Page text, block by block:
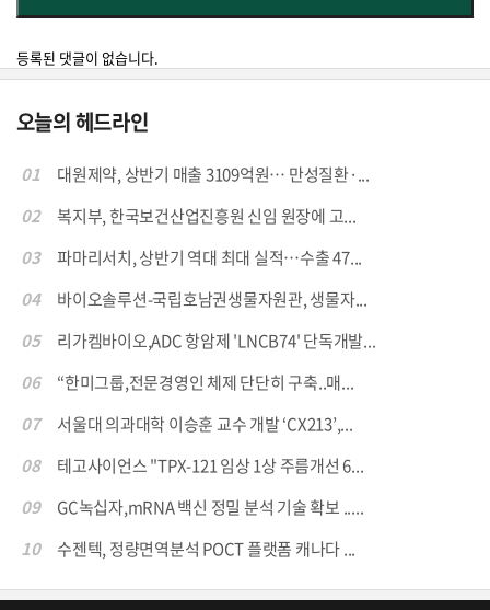
등록된 댓글이 없습니다.
오늘의 헤드라인
01
대원제약, 상반기 매출 3109억원… 만성질환·...
02
복지부, 한국보건산업진흥원 신임 원장에 고...
03
파마리서치, 상반기 역대 최대 실적…수출 47...
04
바이오솔루션-국립호남권생물자원관, 생물자...
05
리가켐바이오,ADC 항암제 'LNCB74' 단독개발...
06
“한미그룹,전문경영인 체제 단단히 구축..매...
07
서울대 의과대학 이승훈 교수 개발 ‘CX213’,...
08
테고사이언스 "TPX-121 임상 1상 주름개선 6...
09
GC녹십자,mRNA 백신 정밀 분석 기술 확보 .....
10
수젠텍, 정량면역분석 POCT 플랫폼 캐나다 ...